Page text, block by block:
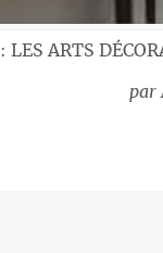
LES ARTS
par